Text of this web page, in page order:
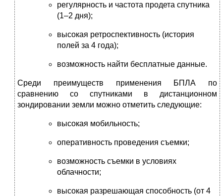
регулярность и частота продета спутника
(1–2 дня);
высокая ретроспективность (история
полей за 4 года);
возможность найти бесплатные данные.
Среди преимуществ применения БПЛА по
сравнению со спутниками в дистанционном
зондировании земли можно отметить следующие:
высокая мобильность;
оперативность проведения съемки;
возможность съемки в условиях
облачности;
высокая разрешающая способность (от 4